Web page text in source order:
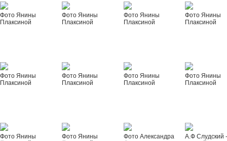
Фото Янины
Плаксиной
Фото Янины
Плаксиной
Фото Янины
Плаксиной
Фото Янины
Плаксиной
Фото Янины
Плаксиной
Фото Янины
Плаксиной
Фото Янины
Плаксиной
Фото Янины
Плаксиной
Фото Янины
Фото Янины
Фото Александра
А.Ф Слудский